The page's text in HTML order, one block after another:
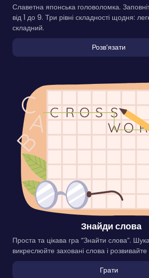
Славетна японська головоломка.
від 1 до 9. Три рівні складності щодня:
складний.
Розвʼязати
Знайди слова
Проста та цікава гра “Знайти слова”.
викреслюйте заховані слова і розвивайте
Грати